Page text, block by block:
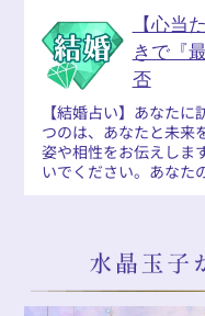
【心当
きで『
否
【結婚占い】あなた
つのは、あなたと未来
姿や相性をお伝えしま
いでください。あなた